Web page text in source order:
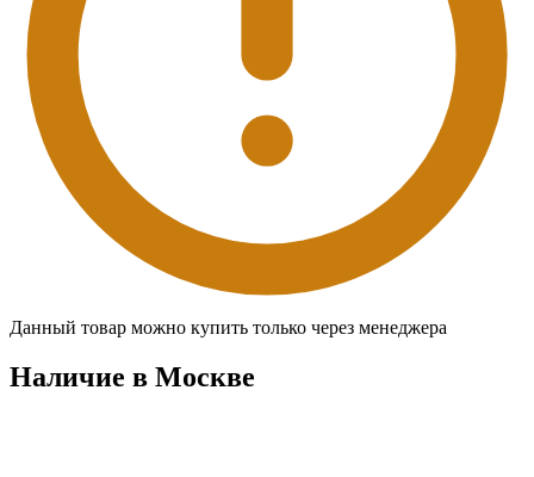
Данный товар можно купить только через менеджера
Наличие в Москвe